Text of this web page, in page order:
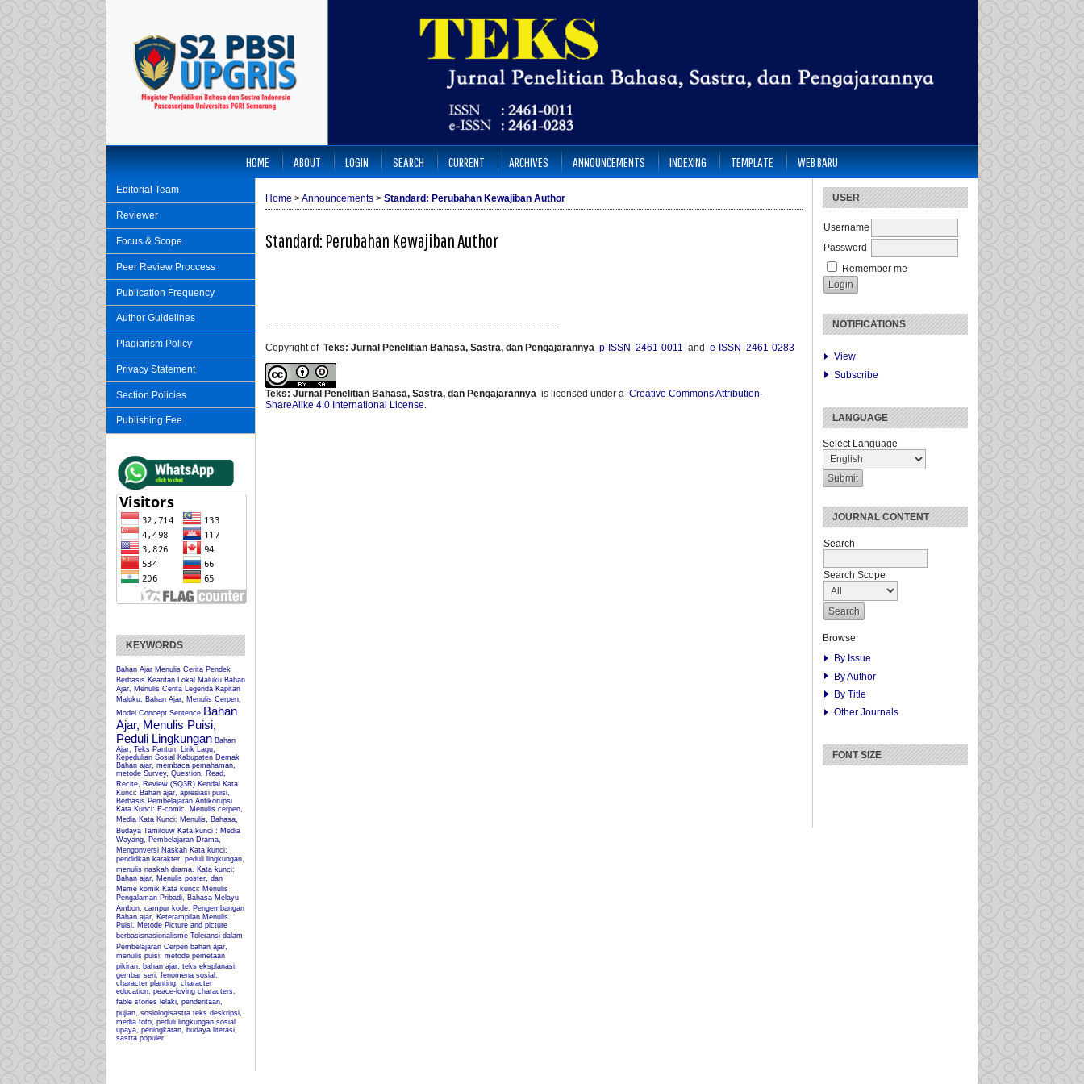
Editorial Team
Reviewer
Focus & Scope
Peer Review Proccess
Publication Frequency
Author Guidelines
Plagiarism Policy
Privacy Statement
Section Policies
Publishing Fee
KEYWORDS
Bahan Ajar Menulis Cerita Pendek
Berbasis Kearifan Lokal Maluku Bahan
Ajar, Menulis Cerita Legenda Kapitan
Maluku.
Bahan Ajar, Menulis Cerpen,
Model Concept Sentence Bahan
Ajar, Menulis Puisi,
Peduli Lingkungan Bahan
Ajar, Teks Pantun, Lirik Lagu,
Kepedulian Sosial Kabupaten Demak
Bahan ajar, membaca pemahaman,
metode Survey, Question, Read,
Recite, Review (SQ3R) Kendal Kata
Kunci: Bahan ajar, apresiasi puisi,
Berbasis Pembelajaran Antikorupsi
Kata Kunci: E-comic, Menulis cerpen,
Media Kata Kunci: Menulis, Bahasa,
Budaya Tamilouw Kata kunci : Media
Wayang, Pembelajaran Drama,
Mengonversi Naskah Kata kunci:
pendidkan karakter, peduli lingkungan,
menulis naskah drama.
Kata kunci:
Bahan ajar, Menulis poster, dan
Meme komik Kata kunci: Menulis
Pengalaman Pribadi, Bahasa Melayu
Ambon, campur kode.
Pengembangan
Bahan ajar, Keterampilan Menulis
Puisi, Metode Picture and picture
berbasisnasionalisme Toleransi dalam
Pembelajaran Cerpen bahan ajar,
menulis puisi, metode pemetaan
pikiran.
bahan ajar, teks eksplanasi,
gembar seri, fenomena sosial.
character planting, character
education, peace-loving characters,
fable stories lelaki, penderitaan,
pujian, sosiologisastra teks deskripsi,
media foto, peduli lingkungan sosial
upaya, peningkatan, budaya literasi,
sastra populer
USER
Username
Password
Remember me
NOTIFICATIONS
View
Subscribe
LANGUAGE
Select Language
JOURNAL CONTENT
Search
Search Scope
Browse
By Issue
By Author
By Title
Other Journals
FONT SIZE
HOME ABOUT LOGIN SEARCH CURRENT ARCHIVES ANNOUNCEMENTS INDEXING TEMPLATE WEB BARU
Home >Announcements > Standard: Perubahan Kewajiban Author
Standard: Perubahan Kewajiban Author
-------------------------------------------------------------------------------------------
Copyright of Teks: Jurnal Penelitian Bahasa, Sastra, dan Pengajarannya p-ISSN 2461-0011 and e-ISSN 2461-0283
Teks: Jurnal Penelitian Bahasa, Sastra, dan Pengajarannya is licensed under a Creative Commons Attribution-
ShareAlike 4.0 International License.